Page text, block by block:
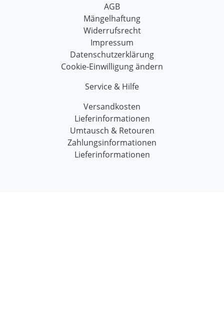
AGB
Mängelhaftung
Widerrufsrecht
Impressum
Datenschutzerklärung
Cookie-Einwilligung ändern
Service & Hilfe
Versandkosten
Lieferinformationen
Umtausch & Retouren
Zahlungsinformationen
Lieferinformationen